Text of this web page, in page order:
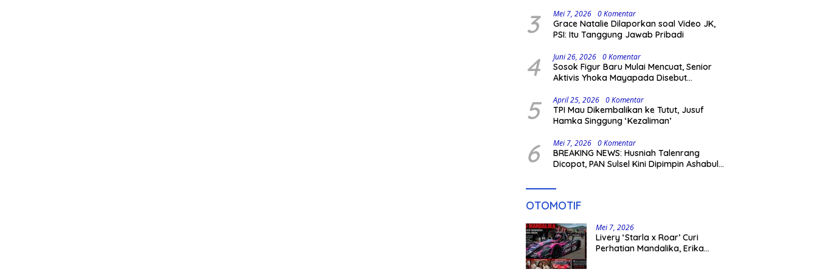
3 Mei 7, 2026 0 Komentar
Grace Natalie Dilaporkan soal Video JK,
PSI: Itu Tanggung Jawab Pribadi
4 Juni 26, 2026 0 Komentar
Sosok Figur Baru Mulai Mencuat, Senior
Aktivis Yhoka Mayapada Disebut
pada Pilkada 2029
5 April 25, 2026 0 Komentar
TPI Mau Dikembalikan ke Tutut, Jusuf
Hamka Singgung ‘Kezaliman’
6 Mei 7, 2026 0 Komentar
BREAKING NEWS: Husniah Talenrang
Dicopot, PAN Sulsel Kini Dipimpin Ashabul
OTOMOTIF
Mei 7, 2026
Livery ‘Starla x Roar’ Curi
Perhatian Mandalika, Erika